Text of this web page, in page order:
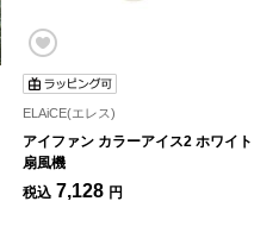
ELAiCE(エレス)
アイファン カラーアイス2 ホワイト
扇風機
税込 7,128 円